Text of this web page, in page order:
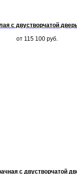
с двустворчатой
от 115 100 руб.
с двустворчатой